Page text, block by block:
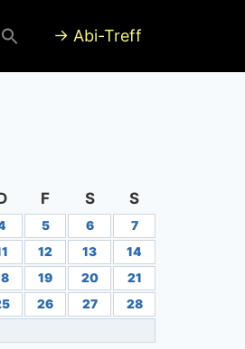
→ Abi-Treff
F S S
5 6
7
12 13
14
19 20
21
26 27
28